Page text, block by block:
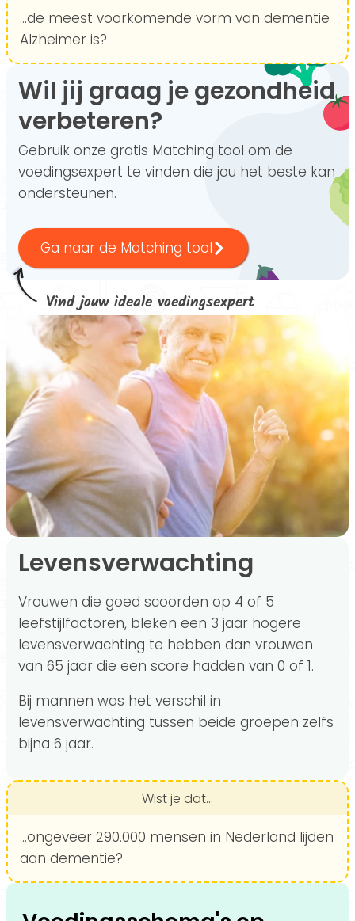
...de meest voorkomende vorm van dementie
Alzheimer is?
Wil jij graag je gezondheid
verbeteren?
Gebruik onze gratis Matching tool om de
voedingsexpert te vinden die jou het beste kan
ondersteunen.
Ga naar de Matching tool
Vind jouw ideale voedingsexpert
Levensverwachting
Vrouwen die goed scoorden op 4 of 5
leefstijlfactoren, bleken een 3 jaar hogere
levensverwachting te hebben dan vrouwen
van 65 jaar die een score hadden van 0 of 1.
Bij mannen was het verschil in
levensverwachting tussen beide groepen zelfs
bijna 6 jaar.
Wist je dat...
...ongeveer 290.000 mensen in Nederland lijden
aan dementie?